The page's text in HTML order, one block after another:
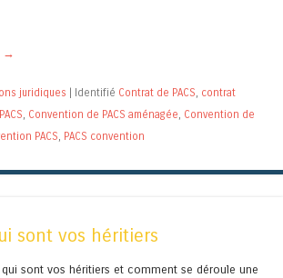
→
juridiques Identifié Contrat de PACS, contrat
, Convention de PACS aménagée, Convention de
PACS, PACS convention
sont vos héritiers
sont vos héritiers et comment se déroule une